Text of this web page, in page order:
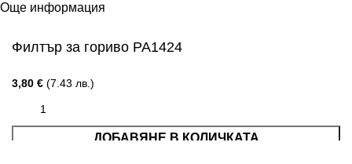
Още информация
Филтър за гориво PA1424
3,80 € (7.43 лв.)
ДОБАВЯНЕ В КОЛИЧКАТА